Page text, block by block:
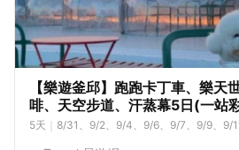
【樂遊釜邱】跑跑卡丁車、樂天
啡、天空步道、汗蒸幕5日(一站
5天
8/31、9/2、9/4、9/6、9/7、9/9、9/